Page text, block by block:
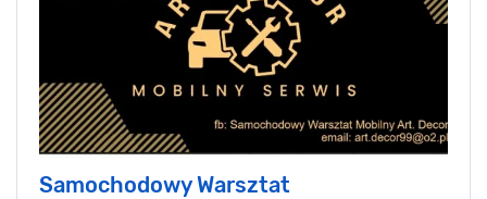
Samochodowy Warsztat